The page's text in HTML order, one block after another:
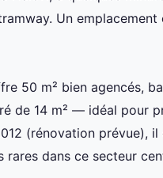
Un
50 m² bien agencés,
de 14 m² — idéal pour
(rénovation prévue),
dans ce secteur